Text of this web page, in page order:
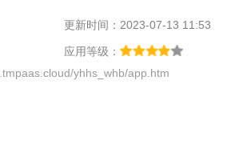
更新时间：2023-07-13 11:53
应用等级：
yhhs_whb/app.htm